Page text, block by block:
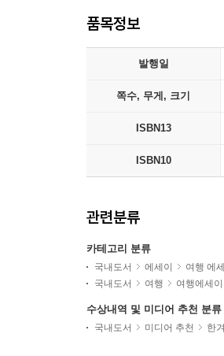
품목정보
발행일
쪽수, 무게, 크기
ISBN13
ISBN10
관련분류
카테고리 분류
국내도서 에세이
여행 에
국내도서
여행 여행에세이
수상내역 및 미디어 추천 분류
국내도서 미디어 추천 한